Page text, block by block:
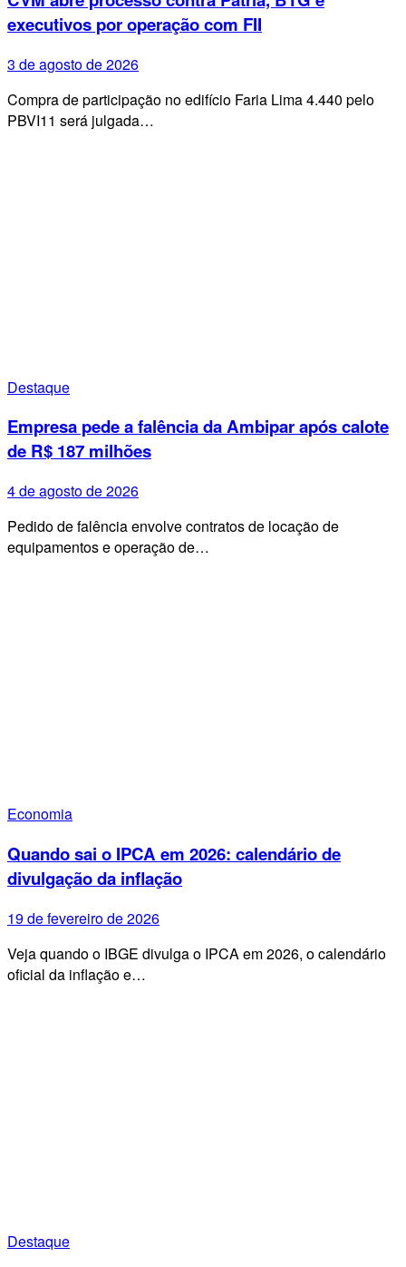
executivos por operação com FII
3 de agosto de 2026
Compra de participação no edifício Faria Lima 4.440 pelo
PBVI11 será julgada…
Destaque
Empresa pede a falência da Ambipar após calote
de R$ 187 milhões
4 de agosto de 2026
Pedido de falência envolve contratos de locação de
equipamentos e operação de…
Economia
Quando sai o IPCA em 2026: calendário de
divulgação da inflação
19 de fevereiro de 2026
Veja quando o IBGE divulga o IPCA em 2026, o calendário
oficial da inflação e…
Destaque